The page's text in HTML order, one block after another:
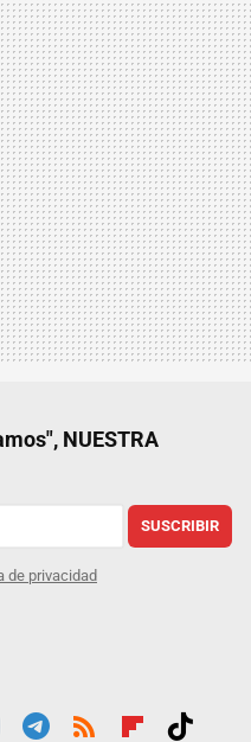
NUESTRA
SUSCRIBIR
de privacidad